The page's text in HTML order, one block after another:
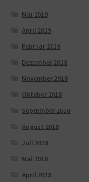
Mai 2019
April 2019
Februar 2019
Dezember 2018
November 2018
Oktober 2018
September 2018
August 2018
Juli 2018
Mai 2018
April 2018